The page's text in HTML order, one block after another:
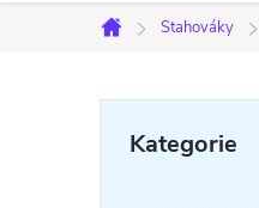
Domů
Stahováky
kategorie
Kategorie